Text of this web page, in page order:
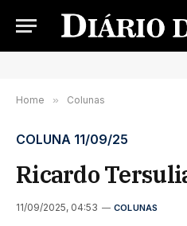
Home » Colunas
COLUNA 11/09/25
Ricardo
11/09/2025, 04:53 COLUNAS